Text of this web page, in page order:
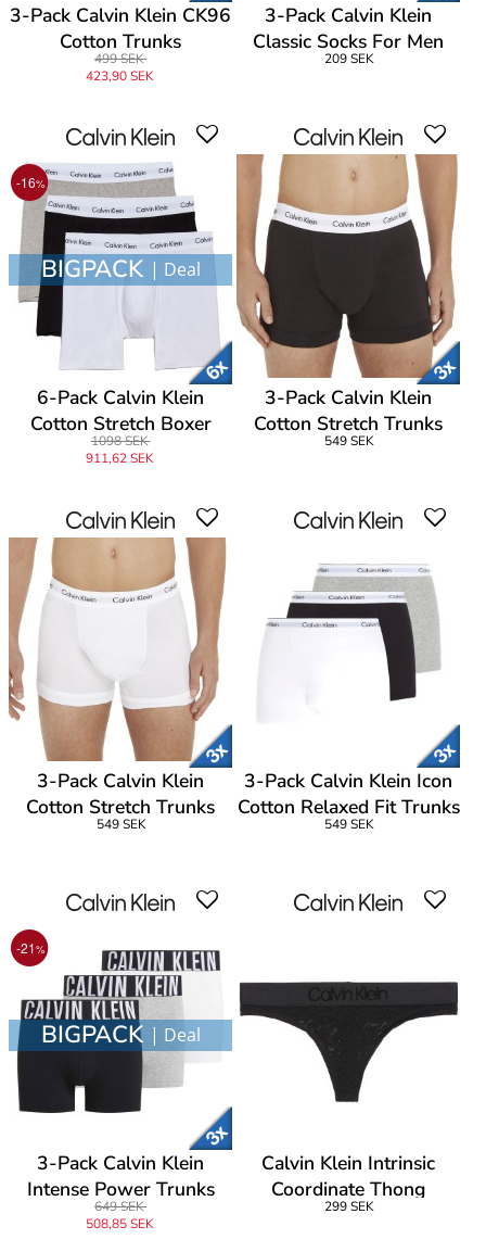
3-Pack Calvin Klein CK96
Cotton Trunks
499 SEK
423,90 SEK
3-Pack Calvin Klein
Classic Socks For Men
209 SEK
-16%
BIGPACK | Deal
6-Pack Calvin Klein
Cotton Stretch Boxer
Brief
1098 SEK
911,62 SEK
3-Pack Calvin Klein
Cotton Stretch Trunks
549 SEK
3-Pack Calvin Klein
Cotton Stretch Trunks
549 SEK
3-Pack Calvin Klein Icon
Cotton Relaxed Fit Trunks
549 SEK
-21%
BIGPACK | Deal
3-Pack Calvin Klein
Intense Power Trunks
649 SEK
508,85 SEK
Calvin Klein Intrinsic
Coordinate Thong
299 SEK